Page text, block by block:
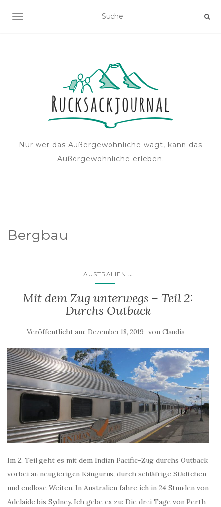
NAVIGATION EIN-/AUSSCHALTEN
Nur wer das Außergewöhnliche wagt, kann das
Außergewöhnliche erleben.
Bergbau
AUSTRALIEN ...
Mit dem Zug unterwegs – Teil 2:
Durchs Outback
Veröffentlicht am: Dezember 18, 2019 von Claudia
Im 2. Teil geht es mit dem Indian Pacific-Zug durchs Outback
vorbei an neugierigen Kängurus, durch schläfrige Städtchen
und endlose Weiten. In Australien fahre ich in 24 Stunden von
Adelaide bis Sydney. Ich gebe es zu: Die drei Tage von Perth